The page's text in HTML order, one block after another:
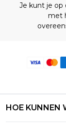
Je kunt je
met
HOE KUNNEN